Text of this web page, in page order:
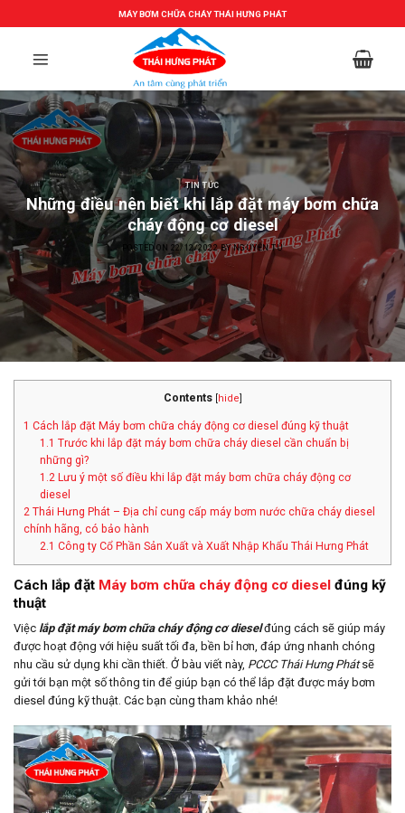
to
MÁY BƠM CHỮA CHÁY THÁI HƯNG PHÁT
TIN TỨC
Những điều nên biết khi lắp đặt máy bơm chữa
cháy động cơ diesel
POSTED ON 22/12/2022BYNGUYỄN TÚ
Contents [hide]
1 Cách lắp đặt Máy bơm chữa cháy động cơ diesel đúng kỹ thuật
1.1 Trước khi lắp đặt máy bơm chữa cháy diesel cần chuẩn bị
những gì?
1.2 Lưu ý một số điều khi lắp đặt máy bơm chữa cháy động cơ
diesel
2 Thái Hưng Phát – Địa chỉ cung cấp máy bơm nước chữa cháy diesel
chính hãng, có bảo hành
2.1 Công ty Cổ Phần Sản Xuất và Xuất Nhập Khẩu Thái Hưng Phát
Cách lắp đặt Máy bơm chữa cháy động cơ diesel đúng kỹ
thuật
Việc lắp đặt máy bơm chữa cháy động cơ dieselđúng cách sẽ giúp máy
được hoạt động với hiệu suất tối đa, bền bỉ hơn, đáp ứng nhanh chóng
nhu cầu sử dụng khi cần thiết. Ở bàu viết này, PCCC Thái Hưng Phátsẽ
gửi tới bạn một số thông tin để giúp bạn có thể lắp đặt được máy bơm
diesel đúng kỹ thuật. Các bạn cùng tham khảo nhé!